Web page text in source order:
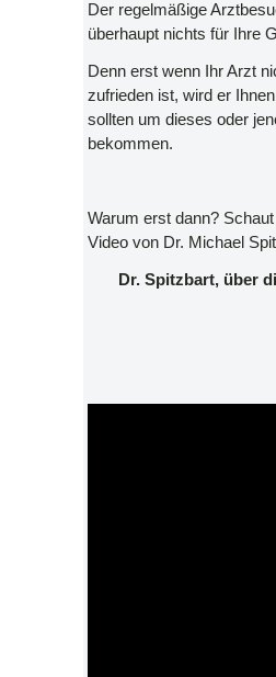
Der regelmäßige
überhaupt nichts für Ihre
Denn erst wenn Ihr Arzt
zufrieden ist, wird er
sollten um dieses oder
bekommen.
Warum erst dann?
Video von Dr. Michael
Dr. Spitzbart, über